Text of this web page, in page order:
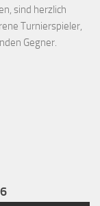
sind herzlich
Turnierspieler,
Gegner.